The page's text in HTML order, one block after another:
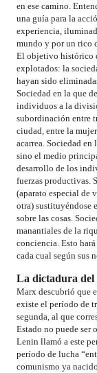
en ese camino.
una guía para la
experiencia,
mundo y por un rico
El objetivo histórico
explotados: la
hayan sido
Sociedad en la que
individuos a la
subordinación entre
ciudad, entre la
acarrea. Sociedad
sino el medio
desarrollo de los
fuerzas productivas.
(aparato especial de
otra) sustituyéndose
sobre las cosas.
manantiales de la
conciencia. Esto
cada cual según sus
La dictadura
Marx descubrió que
existe el período de
segunda, al que
Estado no puede
Lenin llamó a este
período de lucha
comunismo ya